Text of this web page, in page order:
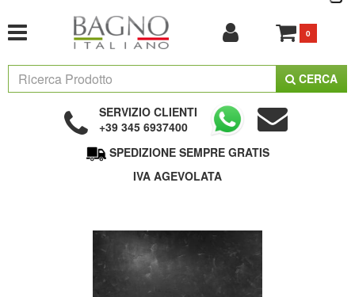
0
CERCA
SERVIZIO CLIENTI
+39 345 6937400
SPEDIZIONE SEMPRE GRATIS
IVA AGEVOLATA